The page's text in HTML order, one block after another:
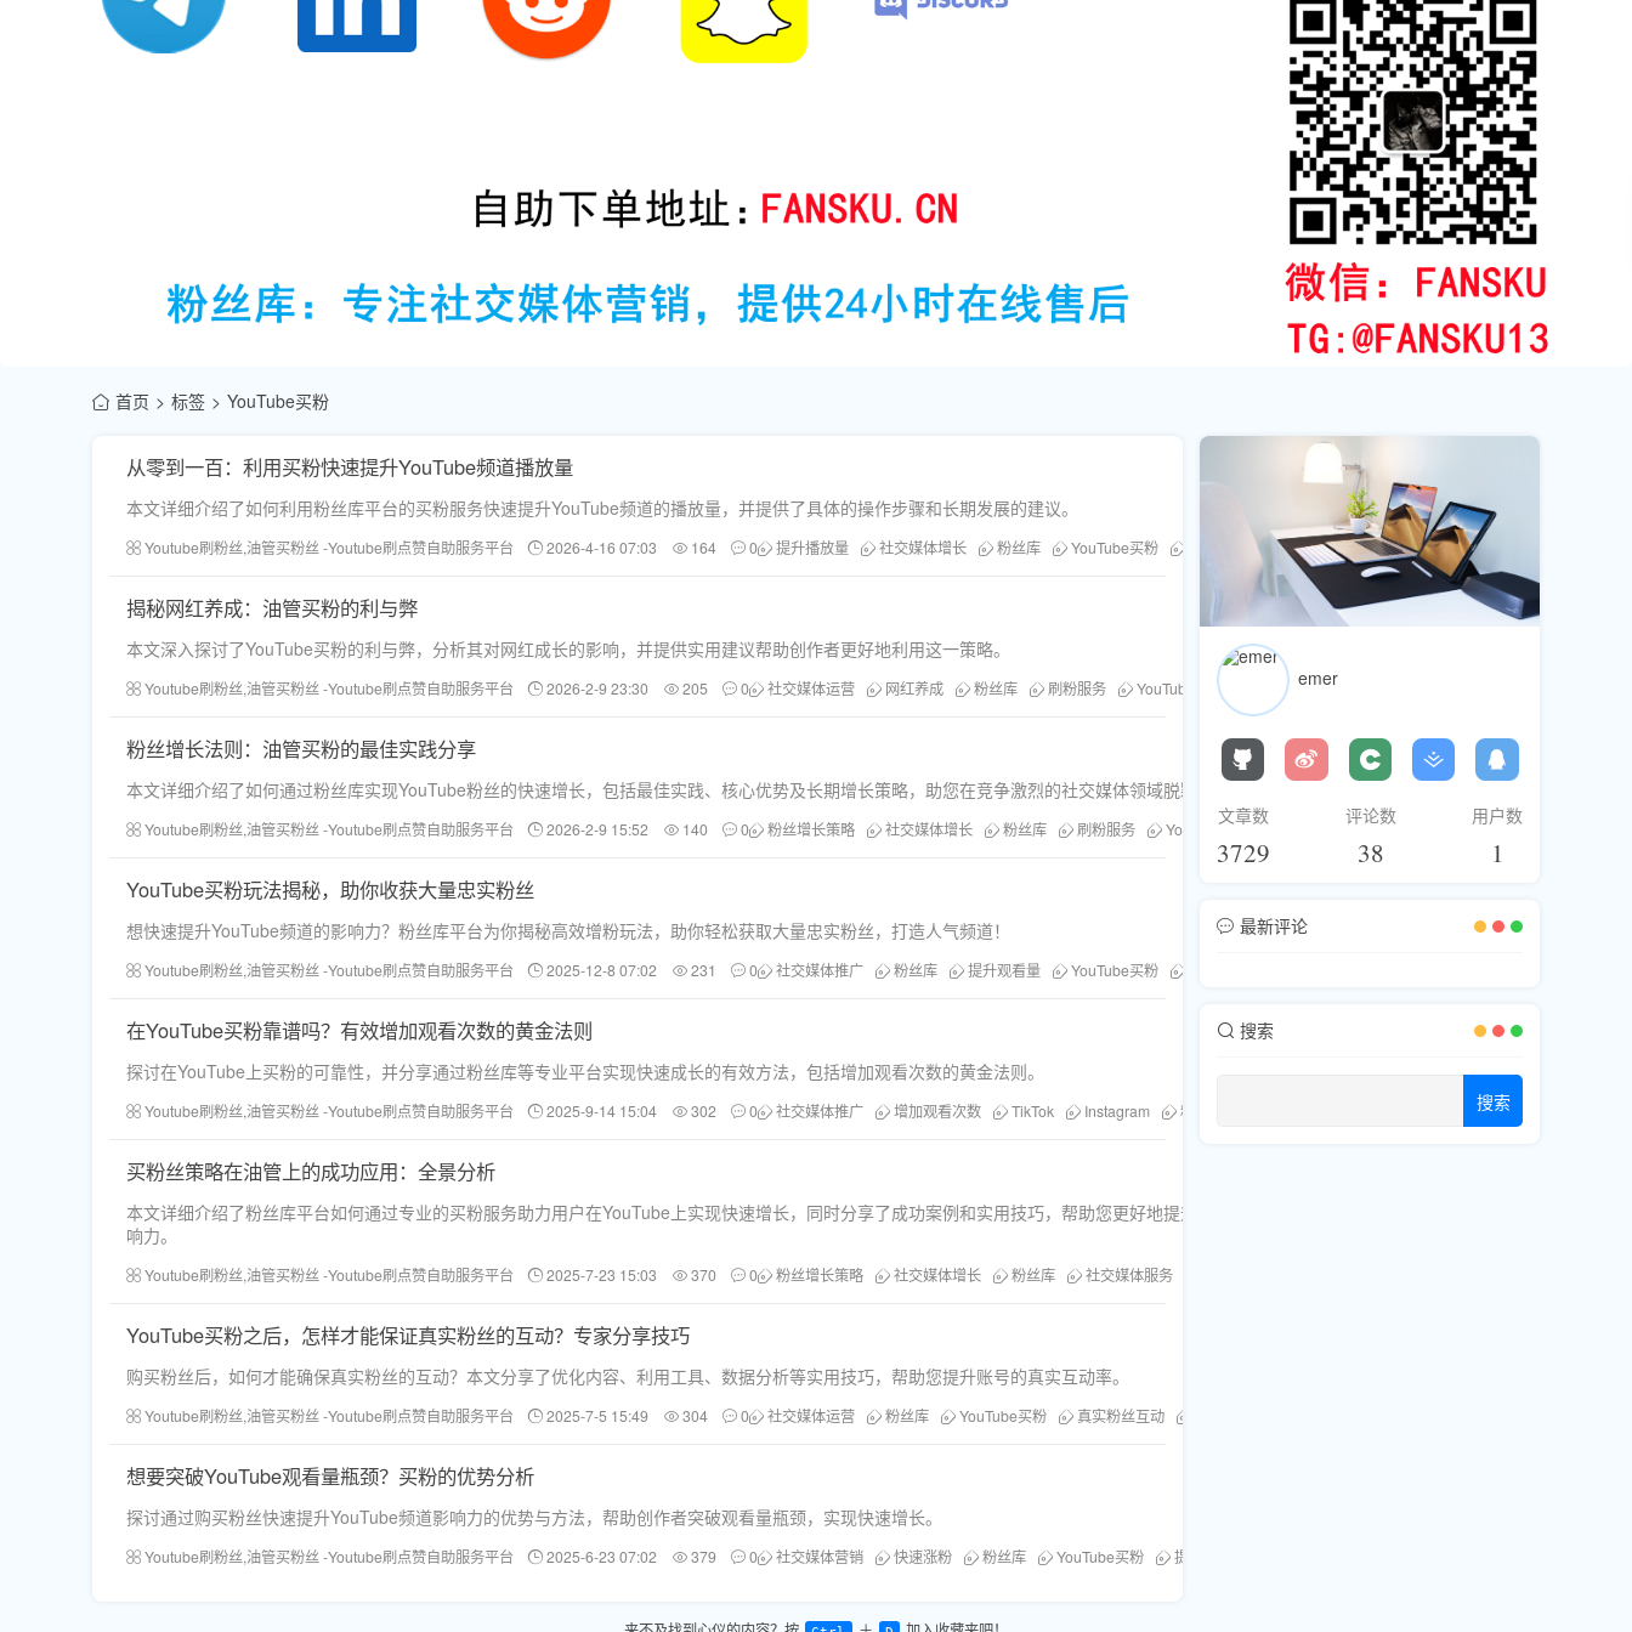
首页 标签 YouTube买粉
从零到一百：利用买粉快速提升YouTube频道播放量
本文详细介绍了如何利用粉丝库平台的买粉服务快速提升YouTube频道的播放量，并提供了具体的操作步骤和长期发展的建议。
Youtube刷粉丝,油管买粉丝 -Youtube刷点赞自助服务平台 2026-4-16 07:03 164 0 提升播放量 社交媒体增长 粉丝库 YouTube买粉 粉丝库平台
揭秘网红养成：油管买粉的利与弊
本文深入探讨了YouTube买粉的利与弊，分析其对网红成长的影响，并提供实用建议帮助创作者更好地利用这一策略。
Youtube刷粉丝,油管买粉丝 -Youtube刷点赞自助服务平台 2026-2-9 23:30 205 0 社交媒体运营 网红养成 粉丝库 刷粉服务 YouTube买粉
粉丝增长法则：油管买粉的最佳实践分享
本文详细介绍了如何通过粉丝库实现YouTube粉丝的快速增长，包括最佳实践、核心优势及长期增长策略，助您在竞争激烈的社交媒体领域脱颖而出。
Youtube刷粉丝,油管买粉丝 -Youtube刷点赞自助服务平台 2026-2-9 15:52 140 0 粉丝增长策略 社交媒体增长 粉丝库 刷粉服务 YouTube买粉
YouTube买粉玩法揭秘，助你收获大量忠实粉丝
想快速提升YouTube频道的影响力？粉丝库平台为你揭秘高效增粉玩法，助你轻松获取大量忠实粉丝，打造人气频道！
Youtube刷粉丝,油管买粉丝 -Youtube刷点赞自助服务平台 2025-12-8 07:02 231 0 社交媒体推广 粉丝库 提升观看量 YouTube买粉
在YouTube买粉靠谱吗？有效增加观看次数的黄金法则
探讨在YouTube上买粉的可靠性，并分享通过粉丝库等专业平台实现快速成长的有效方法，包括增加观看次数的黄金法则。
Youtube刷粉丝,油管买粉丝 -Youtube刷点赞自助服务平台 2025-9-14 15:04 302 0 社交媒体推广 增加观看次数 TikTok Instagram 粉丝库 黄金法则
买粉丝策略在油管上的成功应用：全景分析
本文详细介绍了粉丝库平台如何通过专业的买粉服务助力用户在YouTube上实现快速增长，同时分享了成功案例和实用技巧，帮助您更好地提升社交媒体影
响力。
Youtube刷粉丝,油管买粉丝 -Youtube刷点赞自助服务平台 2025-7-23 15:03 370 0 粉丝增长策略 社交媒体增长 粉丝库 社交媒体服务
YouTube买粉之后，怎样才能保证真实粉丝的互动？专家分享技巧
购买粉丝后，如何才能确保真实粉丝的互动？本文分享了优化内容、利用工具、数据分析等实用技巧，帮助您提升账号的真实互动率。
Youtube刷粉丝,油管买粉丝 -Youtube刷点赞自助服务平台 2025-7-5 15:49 304 0 社交媒体运营 粉丝库 YouTube买粉 真实粉丝互动
想要突破YouTube观看量瓶颈？买粉的优势分析
探讨通过购买粉丝快速提升YouTube频道影响力的优势与方法，帮助创作者突破观看量瓶颈，实现快速增长。
Youtube刷粉丝,油管买粉丝 -Youtube刷点赞自助服务平台 2025-6-23 07:02 379 0 社交媒体营销 快速涨粉 粉丝库 YouTube买粉 提升YouTube观看量
emer
文章数
3729
评论数
38
用户数
1
最新评论
搜索
搜索